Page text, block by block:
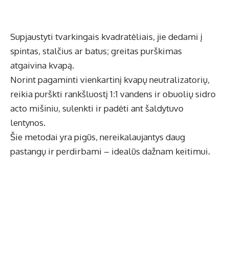
Supjaustyti tvarkingais kvadratėliais, jie dedami į
spintas, stalčius ar batus; greitas purškimas
atgaivina kvapą.
Norint pagaminti vienkartinį kvapų neutralizatorių,
reikia purškti rankšluostį 1:1 vandens ir obuolių sidro
acto mišiniu, sulenkti ir padėti ant šaldytuvo
lentynos.
Šie metodai yra pigūs, nereikalaujantys daug
pastangų ir perdirbami – idealūs dažnam keitimui.